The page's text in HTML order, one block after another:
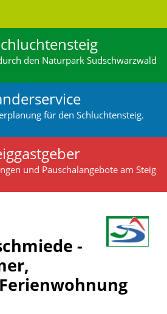
den Naturpark Südschwarzwald
für den Schluchtensteig.
und Pauschalangebote am Steig
-